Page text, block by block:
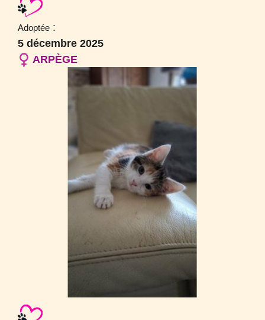
Adoptée :
5 décembre 2025
ARPÈGE